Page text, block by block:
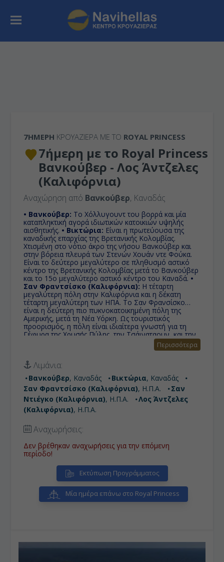
7ΉΜΕΡΗ ΚΡΟΥΑΖΙΕΡΑ ΜΕ ΤΟ ROYAL PRINCESS
7ήμερη με το Royal Princess
Βανκούβερ - Λος Άντζελες
(Καλιφόρνια)
Αναχώρηση από Βανκούβερ, Καναδάς
• Βανκούβερ: Το Χόλλυγουντ του βορρά και μία
καταπληκτική αγορά ιδιωτικών κατοικιών υψηλής
αισθητικής. • Βικτώρια: Είναι η πρωτεύουσα της
καναδικής επαρχίας της Βρετανικής Κολομβίας.
Χτισμένη στο νότιο άκρο της νήσου Βανκούβερ και
στην βόρεια πλευρά των Στενών Χουάν ντε Φούκα.
Είναι το δεύτερο μεγαλύτερο σε πληθυσμό αστικό
κέντρο της Βρετανικής Κολομβίας μετά το Βανκούβερ
και το 15ο μεγαλύτερο αστικό κέντρο του Καναδά. •
Σαν Φραντσίσκο (Καλιφόρνια): Η τέταρτη
μεγαλύτερη πόλη στην Καλιφόρνια και η δέκατη
τέταρτη μεγαλύτερη των ΗΠΑ. Το Σαν Φρανσίσκο
είναι η δεύτερη πιο πυκνοκατοικημένη πόλη της
Αμερικής, μετά τη Νέα Υόρκη. Ως τουριστικός
προορισμός, η πόλη είναι ιδιαίτερα γνωστή για τη
Γέφυρα της Χρυσής Πύλης, την Τσάιναταουν, και την
• Σαν Ντιέγκο
Στις ακτές του Ειρηνικού είναι μία
από τις μεγαλύτερες πόλεις της Καλιφόρνια είναι το
Σαν Ντιέγκο. Η πολιτεία της Καλιφόρνια είναι η
μεγαλύτερη σε πληθυσμό των ΗΠΑ και μία από τις
πλουσιότερες της χώρας, έδρα πολλών πολυεθνικών
εταιρειών.• Λος Άντζελες (Καλιφόρνια): Το ίδιο
το Λος Άντζελες σημαίνει «οι Άγγελοι» και θεωρείται
η πόλη του αυτοκινήτου, και όχι άδικα, αφού χωρίς
αυτοκίνητο δεν πας πουθενά.
Περισσότερα
Λιμάνια:
Βανκούβερ, Καναδάς Βικτώρια, Καναδάς
Σαν Φραντσίσκο (Καλιφόρνια), Η.Π.Α.
Σαν
Ντιέγκο (Καλιφόρνια), Η.Π.Α.
Λος Άντζελες
(Καλιφόρνια), Η.Π.Α.
Αναχωρήσεις:
Δεν βρέθηκαν αναχωρήσεις για την επόμενη
περίοδο!
Εκτύπωση Προγράμματος
Μία ημέρα επάνω στο Royal Princess